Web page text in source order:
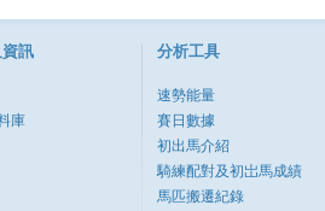
訊
庫
分析工具
速勢能量
賽日數據
初出馬介紹
騎練配對及初岀馬成績
馬匹搬遷紀錄